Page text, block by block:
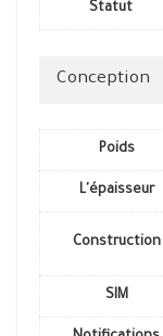
Statut
Conception
Poids
L'épaisseur
Construction
SIM